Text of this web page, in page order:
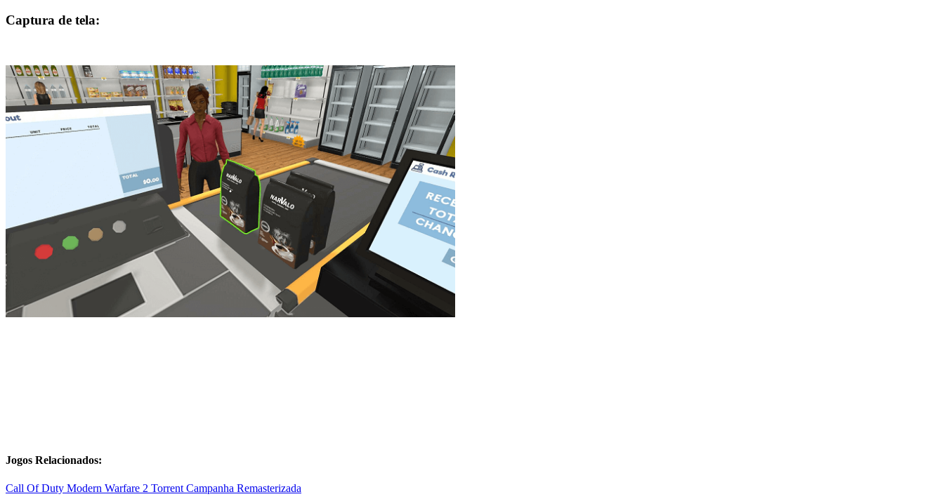
Captura de tela:
Jogos Relacionados:
Call Of Duty Modern Warfare 2 Torrent Campanha Remasterizada